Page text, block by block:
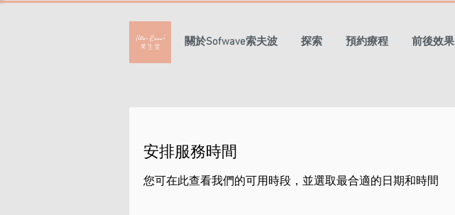
關於Sofwave索夫波 探索 預約療程 前後效果
安排服務時間
您可在此查看我們的可用時段，並選取最合適的日期和時間